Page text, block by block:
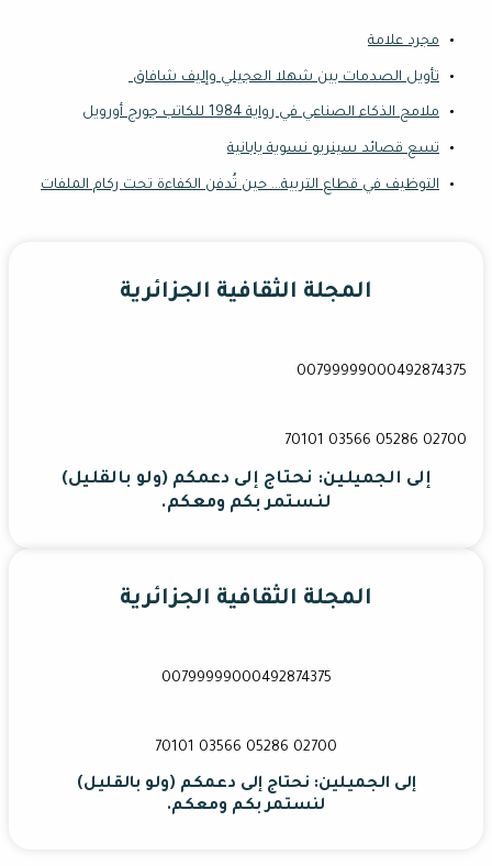
مجرد علامة
تأويل الصدمات بين شهلا العجيلي وإليف شافاق
ملامح الذكاء الصناعي في رواية 1984 للكاتب جورج أورويل
تسع قصائد سينريو نسوية يابانية
التوظيف في قطاع التربية… حين تُدفن الكفاءة تحت ركام الملفات
المجلة الثقافية الجزائرية
00799999000492874375
02700 70101 03566 05286
إلى الجميلين: نحتاج إلى دعمكم (ولو بالقليل)
لنستمر بكم ومعكم.
المجلة الثقافية الجزائرية
00799999000492874375
02700 70101 03566 05286
إلى الجميلين: نحتاج إلى دعمكم (ولو بالقليل)
لنستمر بكم ومعكم.